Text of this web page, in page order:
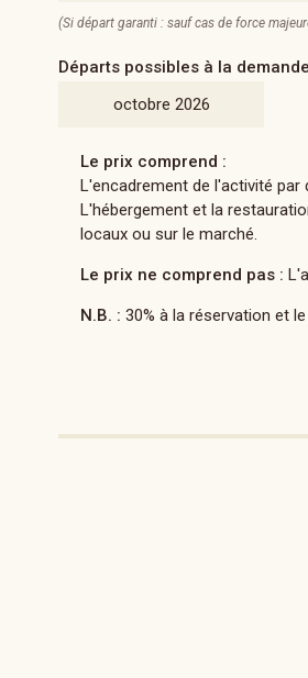
(Si départ garanti : sauf cas de force
Départs possibles à la
octobre 2026
Le prix comprend :
L'encadrement de l'activité
L'hébergement et la
locaux ou sur le marché.
Le prix ne comprend pas :
N.B. : 30% à la réservation et